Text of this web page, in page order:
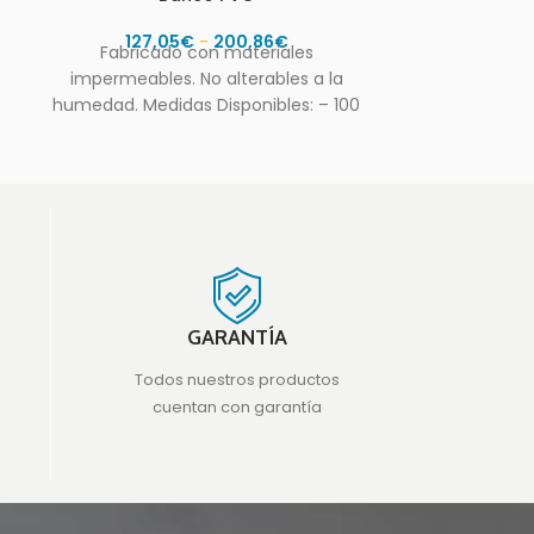
127,05€ - 200,86€
Fabricado con materiales
impermeables. No alterables a la
humedad. Medidas Disponibles: – 100
GARANTÍA
Todos nuestros productos
cuentan con garantía